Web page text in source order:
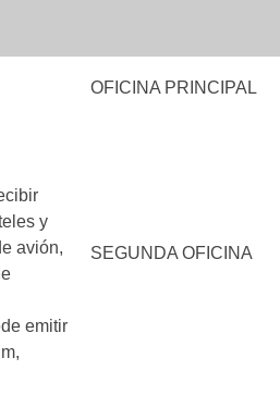
y
avión,
emitir
OFICINA PRINCIPAL
SEGUNDA OFICINA